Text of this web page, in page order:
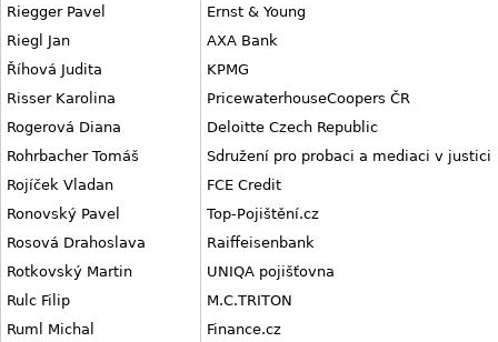
Riegger Pavel
Ernst & Young
Riegl Jan
AXA Bank
Říhová Judita
KPMG
Risser Karolina
PricewaterhouseCoopers ČR
Rogerová Diana
Deloitte Czech Republic
Rohrbacher Tomáš
Sdružení pro probaci a mediaci v justici
Rojíček Vladan
FCE Credit
Ronovský Pavel
Top-Pojištění.cz
Rosová Drahoslava
Raiffeisenbank
Rotkovský Martin
UNIQA pojišťovna
Rulc Filip
M.C.TRITON
Ruml Michal
Finance.cz